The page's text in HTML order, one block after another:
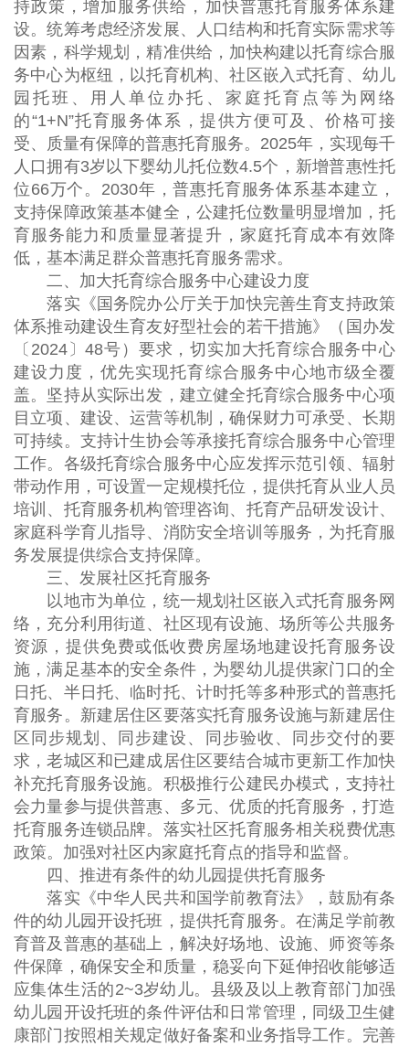
持政策，增加服务供给，加快普惠托育服务体系建
设。统筹考虑经济发展、人口结构和托育实际需求等
因素，科学规划，精准供给，加快构建以托育综合服
务中心为枢纽，以托育机构、社区嵌入式托育、幼儿
园托班、用人单位办托、家庭托育点等为网络
的“1+N”托育服务体系，提供方便可及、价格可接
受、质量有保障的普惠托育服务。2025年，实现每千
人口拥有3岁以下婴幼儿托位数4.5个，新增普惠性托
位66万个。2030年，普惠托育服务体系基本建立，
支持保障政策基本健全，公建托位数量明显增加，托
育服务能力和质量显著提升，家庭托育成本有效降
低，基本满足群众普惠托育服务需求。
二、加大托育综合服务中心建设力度
落实《国务院办公厅关于加快完善生育支持政策
体系推动建设生育友好型社会的若干措施》（国办发
〔2024〕48号）要求，切实加大托育综合服务中心
建设力度，优先实现托育综合服务中心地市级全覆
盖。坚持从实际出发，建立健全托育综合服务中心项
目立项、建设、运营等机制，确保财力可承受、长期
可持续。支持计生协会等承接托育综合服务中心管理
工作。各级托育综合服务中心应发挥示范引领、辐射
带动作用，可设置一定规模托位，提供托育从业人员
培训、托育服务机构管理咨询、托育产品研发设计、
家庭科学育儿指导、消防安全培训等服务，为托育服
务发展提供综合支持保障。
三、发展社区托育服务
以地市为单位，统一规划社区嵌入式托育服务网
络，充分利用街道、社区现有设施、场所等公共服务
资源，提供免费或低收费房屋场地建设托育服务设
施，满足基本的安全条件，为婴幼儿提供家门口的全
日托、半日托、临时托、计时托等多种形式的普惠托
育服务。新建居住区要落实托育服务设施与新建居住
区同步规划、同步建设、同步验收、同步交付的要
求，老城区和已建成居住区要结合城市更新工作加快
补充托育服务设施。积极推行公建民办模式，支持社
会力量参与提供普惠、多元、优质的托育服务，打造
托育服务连锁品牌。落实社区托育服务相关税费优惠
政策。加强对社区内家庭托育点的指导和监督。
四、推进有条件的幼儿园提供托育服务
落实《中华人民共和国学前教育法》，鼓励有条
件的幼儿园开设托班，提供托育服务。在满足学前教
育普及普惠的基础上，解决好场地、设施、师资等条
件保障，确保安全和质量，稳妥向下延伸招收能够适
应集体生活的2~3岁幼儿。县级及以上教育部门加强
幼儿园开设托班的条件评估和日常管理，同级卫生健
康部门按照相关规定做好备案和业务指导工作。完善